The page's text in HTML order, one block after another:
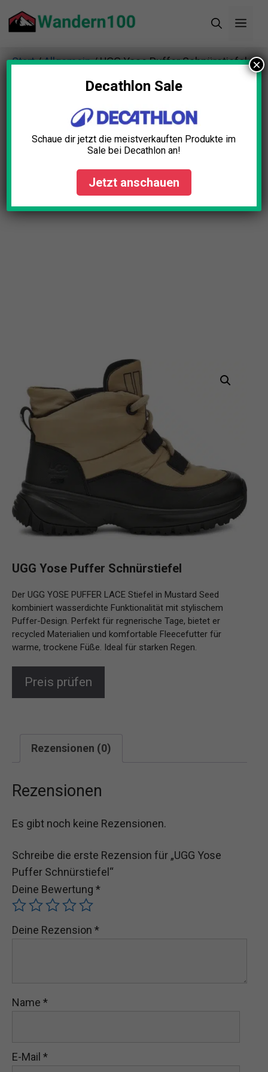
Inhalt
Start/Allgemein/ UGG Yose Puffer Schnürstiefel
UGG Yose Puffer Schnürstiefel
Der UGG YOSE PUFFER LACE Stiefel in Mustard Seed
kombiniert wasserdichte Funktionalität mit stylischem
Puffer-Design. Perfekt für regnerische Tage, bietet er
recycled Materialien und komfortable Fleecefutter für
warme, trockene Füße. Ideal für starken Regen.
Preis prüfen
Rezensionen (0)
Rezensionen
Es gibt noch keine Rezensionen.
Schreibe die erste Rezension für „UGG Yose
Puffer Schnürstiefel“
Deine Bewertung *
Deine Rezension *
Name *
E-Mail *
Decathlon Sale
Schaue dir jetzt die meistverkauften Produkte im
Sale bei Decathlon an!
Jetzt anschauen
×